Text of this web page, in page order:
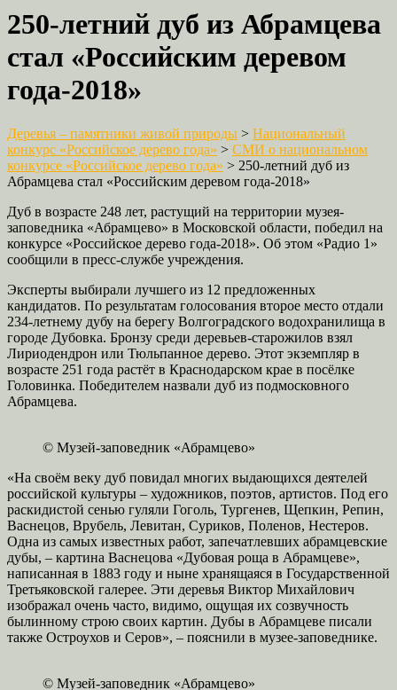
250‑летний дуб из Абрамцева
стал «Российским деревом
года‑2018»
Деревья – памятники живой природы > Национальный
конкурс «Российское дерево года» > СМИ о национальном
конкурсе «Российское дерево года» > 250‑летний дуб из
Абрамцева стал «Российским деревом года‑2018»
Дуб в возрасте 248 лет, растущий на территории музея-
заповедника «Абрамцево» в Московской области, победил на
конкурсе «Российское дерево года-2018». Об этом «Радио 1»
сообщили в пресс-службе учреждения.
Эксперты выбирали лучшего из 12 предложенных
кандидатов. По результатам голосования второе место отдали
234-летнему дубу на берегу Волгоградского водохранилища в
городе Дубовка. Бронзу среди деревьев-старожилов взял
Лириодендрон или Тюльпанное дерево. Этот экземпляр в
возрасте 251 года растёт в Краснодарском крае в посёлке
Головинка. Победителем назвали дуб из подмосковного
Абрамцева.
© Музей-заповедник «Абрамцево»
«На своём веку дуб повидал многих выдающихся деятелей
российской культуры – художников, поэтов, артистов. Под его
раскидистой сенью гуляли Гоголь, Тургенев, Щепкин, Репин,
Васнецов, Врубель, Левитан, Суриков, Поленов, Нестеров.
Одна из самых известных работ, запечатлевших абрамцевские
дубы, – картина Васнецова «Дубовая роща в Абрамцеве»,
написанная в 1883 году и ныне хранящаяся в Государственной
Третьяковской галерее. Эти деревья Виктор Михайлович
изображал очень часто, видимо, ощущая их созвучность
былинному строю своих картин. Дубы в Абрамцеве писали
также Остроухов и Серов», – пояснили в музее-заповеднике.
© Музей-заповедник «Абрамцево»